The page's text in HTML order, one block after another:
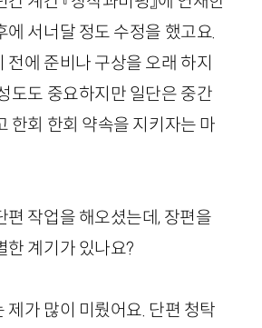
에 서너달 정도 수정을 했고요.
전에 준비나 구상을 오래 하지
도도 중요하지만 일단은 중간
한회 한회 약속을 지키자는 마
편 작업을 해오셨는데, 장편을
한 계기가 있나요?
제가 많이 미뤘어요. 단편 청탁